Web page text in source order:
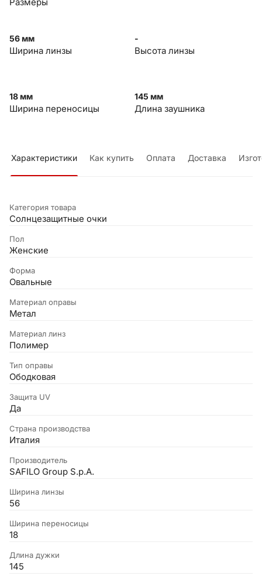
Размеры
56 мм
Ширина линзы
-
Высота линзы
18 мм
Ширина переносицы
145 мм
Длина заушника
Характеристики Как купить Оплата Доставка
Категория товара
Солнцезащитные очки
Пол
Женские
Форма
Овальные
Материал оправы
Метал
Материал линз
Полимер
Тип оправы
Ободковая
Защита UV
Да
Страна производства
Италия
Производитель
SAFILO Group S.p.A.
Ширина линзы
56
Ширина переносицы
18
Длина дужки
145